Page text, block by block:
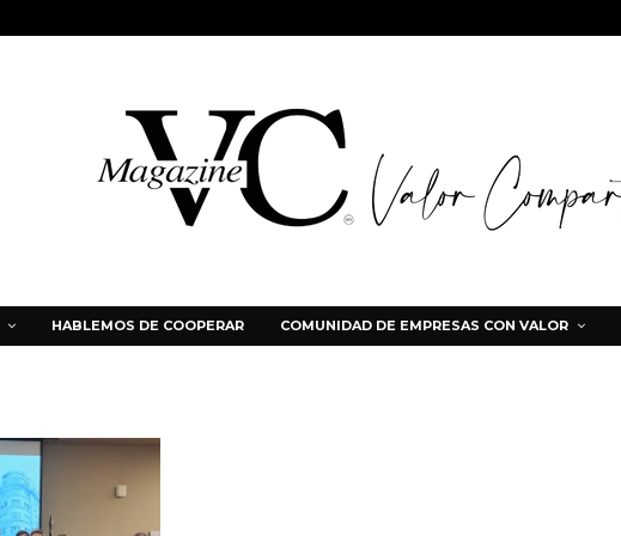
HABLEMOS DE COOPERAR COMUNIDAD DE EMPRESAS CON VALOR